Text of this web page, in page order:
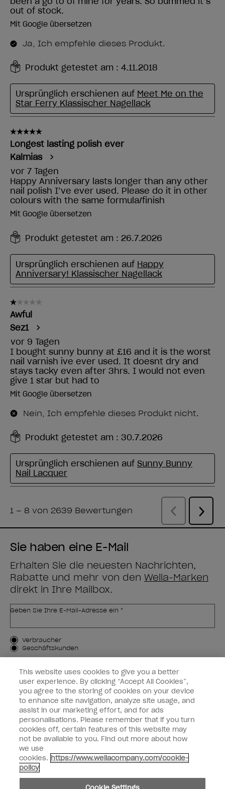
Sie haben eine E-Mail
Erhalten Sie die neuesten Nachrichten,
Rabatte und mehr von den Wella-Marken
direkt in Ihre Mailbox.
Geben Sie Ihre E-Mail-Adresse ein *
Kundenart
Verbraucher
Geschäftskunden
MICH ANMELDEN
Kundeninformationen
OPI & Sie
instagramfacebook
This website uses cookies to give you a better
user experience. By clicking “Accept All Cookies”,
you agree to the storing of cookies on your device
to enhance site navigation, analyze site usage, and
assist in our marketing effort, and for ads
personalisations. Please remember that if you turn
cookies off, certain features of this website may
not be available to you. Find out more about how
we use
cookies. https://www.wellacompany.com/cookie-
policy